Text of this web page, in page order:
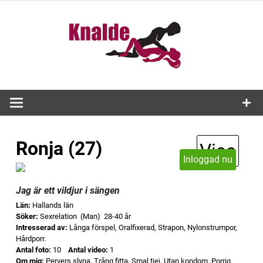
Ronja (27) Visa
Inloggad nu
Jag är ett vildjur i sängen
Län: Hallands län
Söker: Sexrelation (Man) 28-40 år
Intresserad av: Långa förspel, Oralfixerad, Strapon, Nylonstrumpor,
Hårdporr.
Antal foto: 10 Antal video: 1
Om mig: Pervers slyna, Trång fitta, Smal tjej, Utan kondom, Porrig